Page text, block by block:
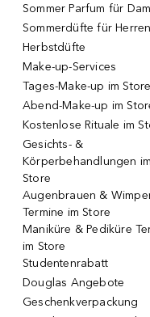
Sommer Parfum für
Sommerdüfte für Herren
Herbstdüfte
Make-up-Services
Tages-Make-up im Store
Abend-Make-up im
Kostenlose Rituale im
Gesichts- &
Körperbehandlungen im
Store
Augenbrauen &
Termine im Store
Maniküre & Pediküre
im Store
Studentenrabatt
Douglas Angebote
Geschenkverpackung